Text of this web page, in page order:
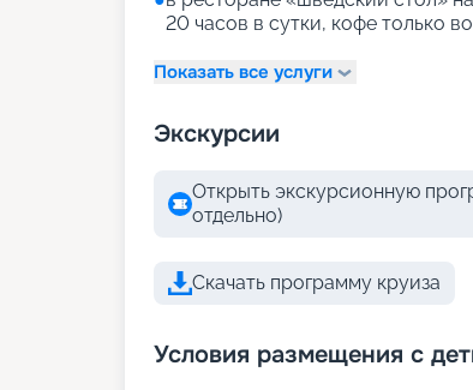
20 часов в сутки, кофе только
Показать все услуги
Экскурсии
Открыть экскурсионную
отдельно)
Скачать программу круиза
Условия размещения с